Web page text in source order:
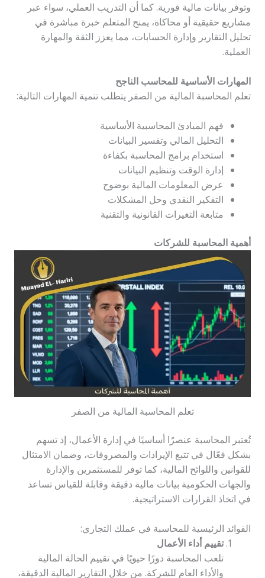
وتوفر بيانات مالية فورية. كما أن التدريب العملي، سواء عبر
مشاريع حقيقية أو محاكاة، يمنح المتعلم خبرة مباشرة في
تحليل التقارير وإدارة الحسابات، مما يعزز الثقة والمهارة
العملية.
المهارات الأساسية للمحاسب الناجح
تعلم المحاسبة المالية من الصفر يتطلب تنمية المهارات التالية:
فهم المبادئ المحاسبية الأساسية
التحليل المالي وتفسير البيانات
استخدام برامج المحاسبة بكفاءة
إدارة الوقت وتنظيم البيانات
عرض المعلومات المالية بوضوح
التفكير النقدي وحل المشكلات
متابعة التغيرات القانونية والتقنية
أهمية المحاسبة للشركات
تعلم المحاسبة المالية من الصفر
تُعتبر المحاسبة عنصرًا أساسيًا في إدارة الأعمال، إذ تسهم
بشكل فعّال في تتبع الإيرادات والمصروفات، وضمان الامتثال
للقوانين واللوائح المالية، كما توفر للمستثمرين والإدارة
والجهات الحكومية بيانات مالية دقيقة وقابلة للقياس تساعد
في اتخاذ القرارات الاستراتيجية.
الفوائد الرئيسية للمحاسبة في عملك التجاري:
تقييم أداء الأعمال
تلعب المحاسبة دورًا حيويًا في تقييم الحالة المالية
والأداء العام للشركة. من خلال التقارير المالية الدقيقة،